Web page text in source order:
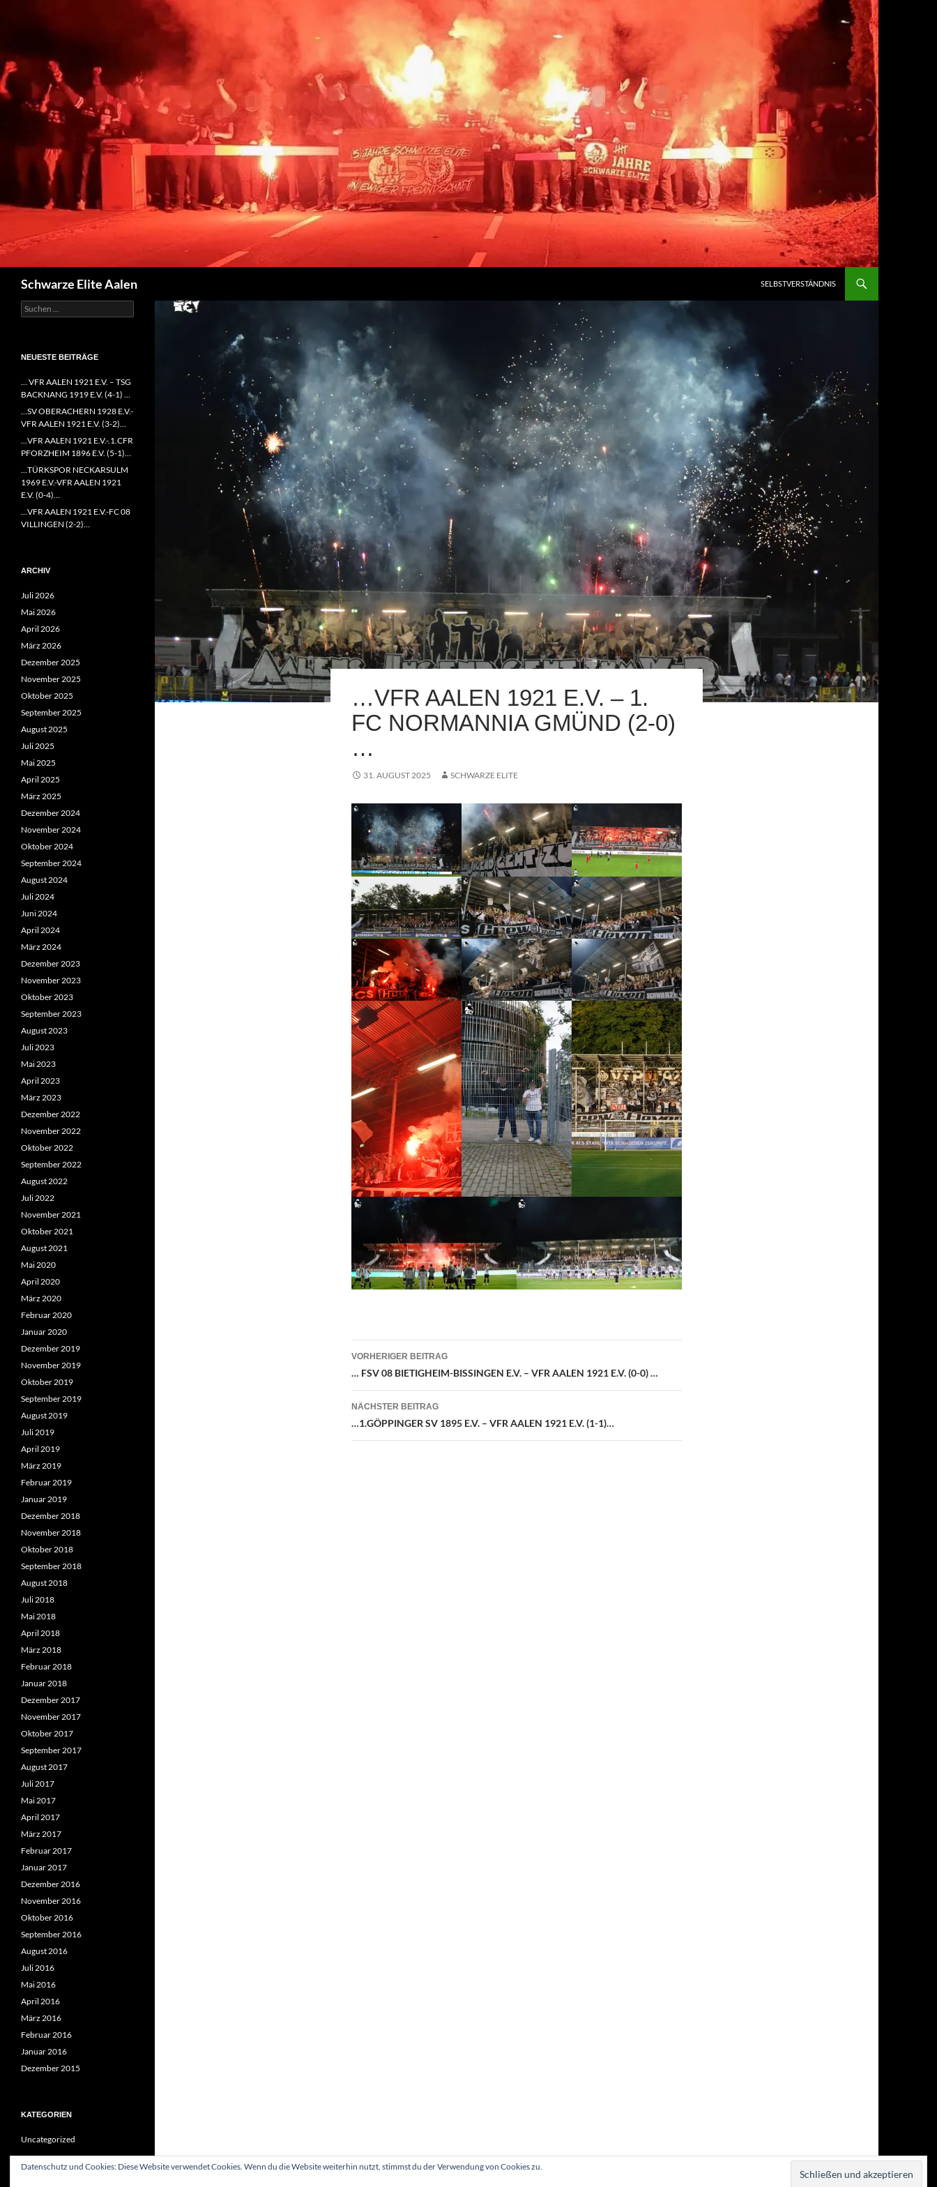
Schwarze Elite Aalen SELBSTVERSTÄNDNIS
…VFR AALEN 1921 E.V. – 1.
FC NORMANNIA GMÜND (2-0)
…
31. AUGUST 2025 SCHWARZE ELITE
Beitragsnavigation
VORHERIGER BEITRAG
… FSV 08 BIETIGHEIM-BISSINGEN E.V. – VFR AALEN 1921 E.V. (0-0) …
NÄCHSTER BEITRAG
…1.GÖPPINGER SV 1895 E.V. – VFR AALEN 1921 E.V. (1-1)…
Suchen
nach:
NEUESTE BEITRÄGE
… VFR AALEN 1921 E.V. – TSG
BACKNANG 1919 E.V. (4-1) …
…SV OBERACHERN 1928 E.V.-
VFR AALEN 1921 E.V. (3-2)…
…VFR AALEN 1921 E.V.-.1.CFR
PFORZHEIM 1896 E.V. (5-1)…
…TÜRKSPOR NECKARSULM
1969 E.V.-VFR AALEN 1921
E.V. (0-4)…
…VFR AALEN 1921 E.V.-FC 08
VILLINGEN (2-2)…
ARCHIV
Juli 2026
Mai 2026
April 2026
März 2026
Dezember 2025
November 2025
Oktober 2025
September 2025
August 2025
Juli 2025
Mai 2025
April 2025
März 2025
Dezember 2024
November 2024
Oktober 2024
September 2024
August 2024
Juli 2024
Juni 2024
April 2024
März 2024
Dezember 2023
November 2023
Oktober 2023
September 2023
August 2023
Juli 2023
Mai 2023
April 2023
März 2023
Dezember 2022
November 2022
Oktober 2022
September 2022
August 2022
Juli 2022
November 2021
Oktober 2021
August 2021
Mai 2020
April 2020
März 2020
Februar 2020
Januar 2020
Dezember 2019
November 2019
Oktober 2019
September 2019
August 2019
Juli 2019
April 2019
März 2019
Februar 2019
Januar 2019
Dezember 2018
November 2018
Oktober 2018
September 2018
August 2018
Juli 2018
Mai 2018
April 2018
März 2018
Februar 2018
Januar 2018
Dezember 2017
November 2017
Oktober 2017
September 2017
August 2017
Juli 2017
Mai 2017
April 2017
März 2017
Februar 2017
Januar 2017
Dezember 2016
November 2016
Oktober 2016
September 2016
August 2016
Juli 2016
Mai 2016
April 2016
März 2016
Februar 2016
Januar 2016
Dezember 2015
KATEGORIEN
Uncategorized
Datenschutz und Cookies: Diese Website verwendet Cookies. Wenn du die Website weiterhin nutzt, stimmst du der Verwendung von Cookies zu.